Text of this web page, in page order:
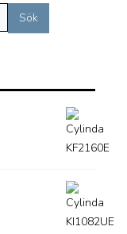
Sök
efter:
Sök